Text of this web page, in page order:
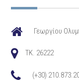
Γεωργίου
TK. 26222
(+30)